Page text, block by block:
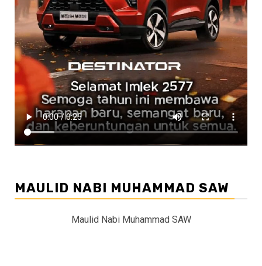
MAULID NABI MUHAMMAD SAW
Maulid Nabi Muhammad SAW